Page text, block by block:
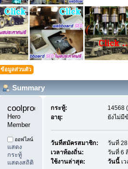
ข้อมูลส่วนตัว
Summary
coolprodee1
Hero
Member
ออฟไลน์
แสดง
กระทู้
แสดงสถิติ
กระทู้:
14568
อายุ:
ยังไม่มี
วันที่สมัครสมาชิก:
วันที่
เวลาท้องถิ่น:
วันที่ 6
ใช้งานล่าสุด:
วันนี้เว